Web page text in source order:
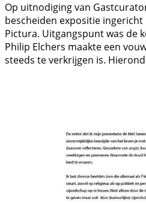
Op uitnodiging van
bescheiden expositie
Pictura. Uitgangspunt was de
Philip Elchers maakte een
steeds te verkrijgen is.